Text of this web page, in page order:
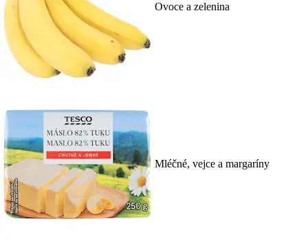
Ovoce a zelenina
Mléčné, vejce a margaríny